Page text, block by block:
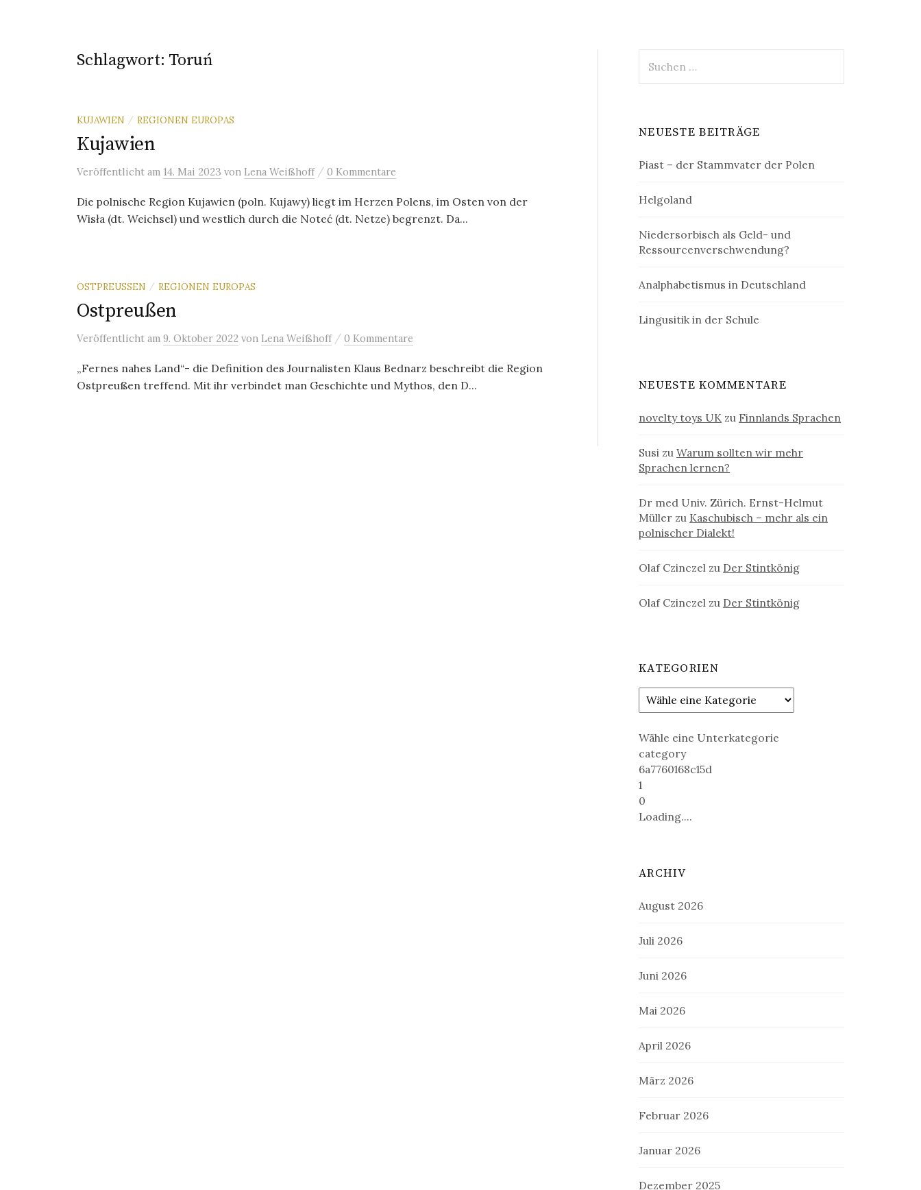
Schlagwort: Toruń
KUJAWIEN / REGIONEN EUROPAS
Kujawien
Veröffentlicht am 14. Mai 2023 von Lena Weißhoff / 0 Kommentare
Die polnische Region Kujawien (poln. Kujawy) liegt im Herzen Polens, im Osten von der
Wisła (dt. Weichsel) und westlich durch die Noteć (dt. Netze) begrenzt. Da...
OSTPREUSSEN / REGIONEN EUROPAS
Ostpreußen
Veröffentlicht am 9. Oktober 2022 von Lena Weißhoff / 0 Kommentare
„Fernes nahes Land“- die Definition des Journalisten Klaus Bednarz beschreibt die Region
Ostpreußen treffend. Mit ihr verbindet man Geschichte und Mythos, den D...
nach:
NEUESTE BEITRÄGE
Piast – der Stammvater der Polen
Helgoland
Niedersorbisch als Geld- und
Ressourcenverschwendung?
Analphabetismus in Deutschland
Lingusitik in der Schule
NEUESTE KOMMENTARE
novelty toys UK zu Finnlands Sprachen
Susi zuWarum sollten wir mehr
Sprachen lernen?
Dr med Univ. Zürich. Ernst-Helmut
Müller zu Kaschubisch – mehr als ein
polnischer Dialekt!
Olaf Czinczel zu Der Stintkönig
Olaf Czinczel zu Der Stintkönig
KATEGORIEN
Wähle eine Unterkategorie
category
6a7760168c15d
1
0
Loading....
ARCHIV
August 2026
Juli 2026
Juni 2026
Mai 2026
April 2026
März 2026
Februar 2026
Januar 2026
Dezember 2025